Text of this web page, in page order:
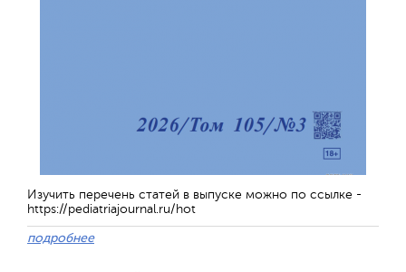
Изучить перечень статей в выпуске можно по ссылке -
https://pediatriajournal.ru/hot
подробнее
Обратная